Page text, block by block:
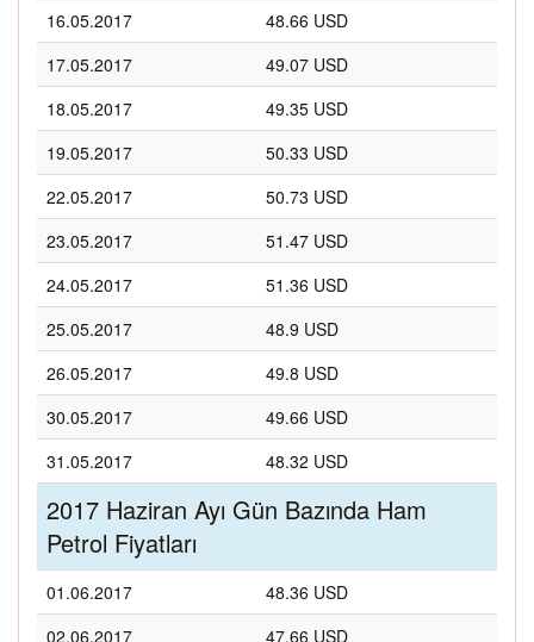
16.05.2017
48.66 USD
17.05.2017
49.07 USD
18.05.2017
49.35 USD
19.05.2017
50.33 USD
22.05.2017
50.73 USD
23.05.2017
51.47 USD
24.05.2017
51.36 USD
25.05.2017
48.9 USD
26.05.2017
49.8 USD
30.05.2017
49.66 USD
31.05.2017
48.32 USD
2017 Haziran Ayı Gün Bazında Ham
Petrol Fiyatları
01.06.2017
48.36 USD
02.06.2017
47.66 USD